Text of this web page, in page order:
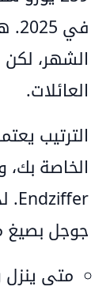
في
الشهر، لكن
العائلات.
الترتيب
الخاصة بك،
Endziffer
.
جوجل بصيغ